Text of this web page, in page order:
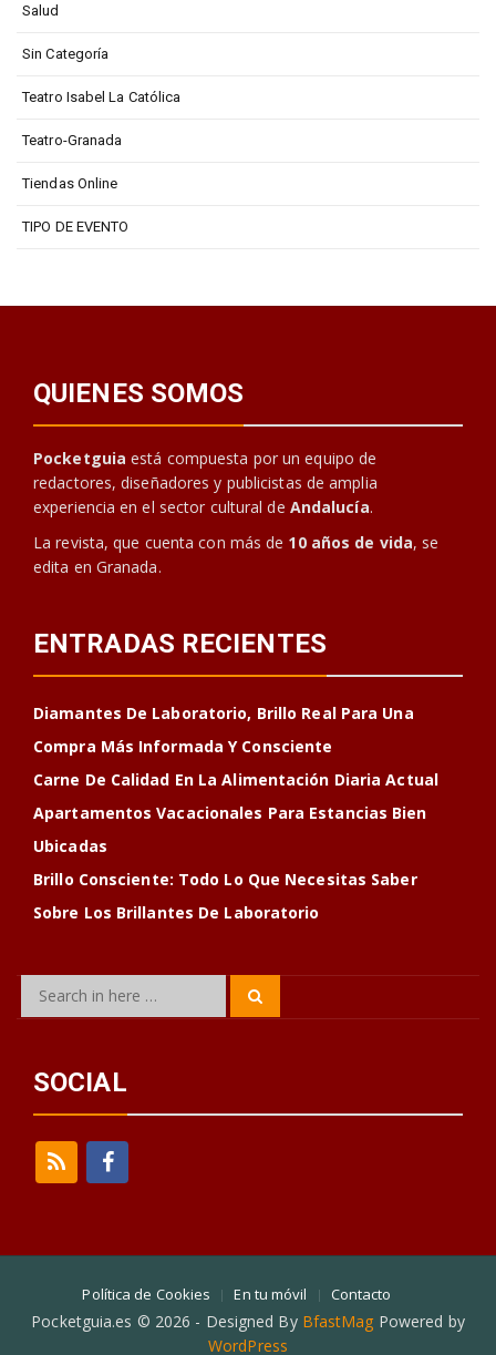
Salud
Sin Categoría
Teatro Isabel La Católica
Teatro-Granada
Tiendas Online
TIPO DE EVENTO
QUIENES SOMOS
Pocketguia está compuesta por un equipo de
redactores, diseñadores y publicistas de amplia
experiencia en el sector cultural de Andalucía.
La revista, que cuenta con más de 10 años de vida, se
edita en Granada.
ENTRADAS RECIENTES
Diamantes De Laboratorio, Brillo Real Para Una
Compra Más Informada Y Consciente
Carne De Calidad En La Alimentación Diaria Actual
Apartamentos Vacacionales Para Estancias Bien
Ubicadas
Brillo Consciente: Todo Lo Que Necesitas Saber
Sobre Los Brillantes De Laboratorio
Search
SOCIAL
Política de Cookies En tu móvil Contacto
Pocketguia.es © 2026 - Designed By BfastMag Powered by
WordPress